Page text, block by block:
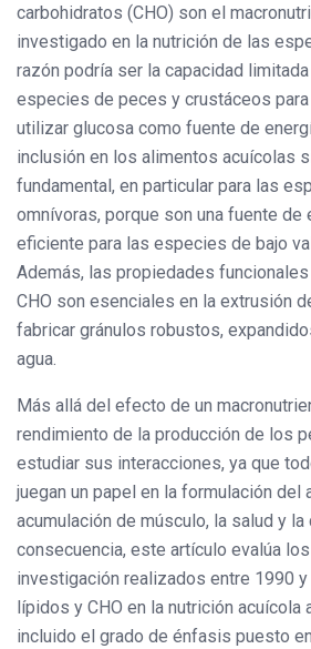
carbohidratos (CHO) son el
investigado en la nutrición de las
razón podría ser la capacidad
especies de peces y crustáceos
utilizar glucosa como fuente de
inclusión en los alimentos acuícolas
fundamental, en particular para las
omnívoras, porque son una fuente de
eficiente para las especies de bajo
Además, las propiedades
CHO son esenciales en la extrusión
fabricar gránulos robustos,
agua.
Más allá del efecto de un
rendimiento de la producción de los
estudiar sus interacciones, ya que
juegan un papel en la formulación del
acumulación de músculo, la salud y
consecuencia, este artículo evalúa
investigación realizados entre 1990
lípidos y CHO en la nutrición acuícola
incluido el grado de énfasis puesto